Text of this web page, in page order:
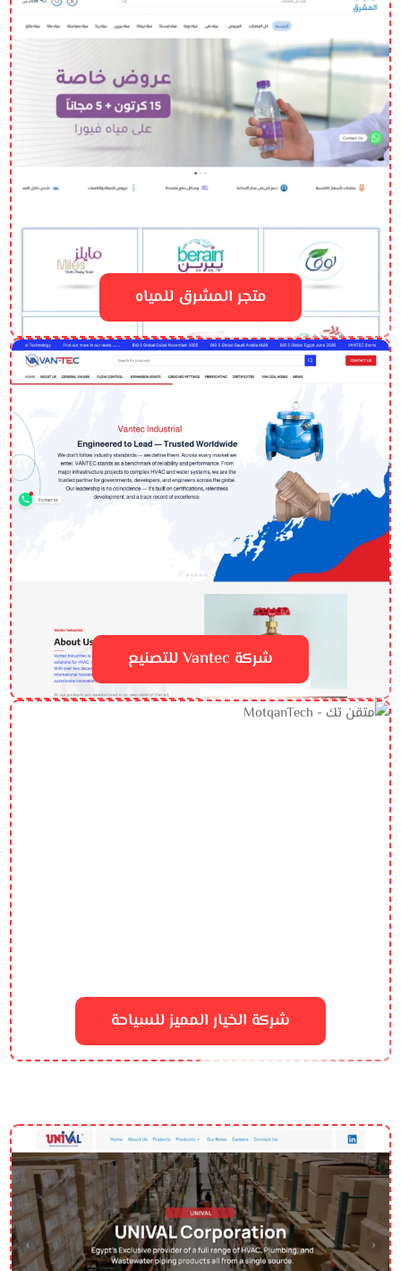
متجر المشرق للمياه
شركة Vantec للتصنيع
شركة الخيار المميز للسياحة